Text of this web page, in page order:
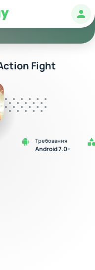
Fight
Требования
Android 7.0+